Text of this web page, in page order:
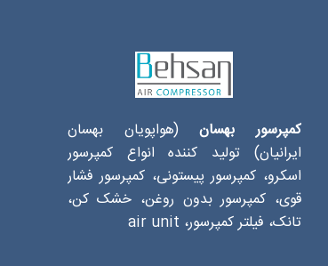
کمپرسور بهسان(هواپویان بهسان
ایرانیان) تولید کننده انواع کمپرسور
اسکرو، کمپرسور پیستونی، کمپرسور فشار
قوی، کمپرسور بدون روغن، خشک کن،
تانک، فیلتر کمپرسور، air unit